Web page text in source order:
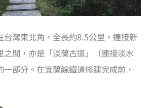
台灣東北角，全長約8.5公里，連接新
之間，亦是「淡蘭古道」（連接淡水
部分。在宜蘭線鐵道修建完成前，